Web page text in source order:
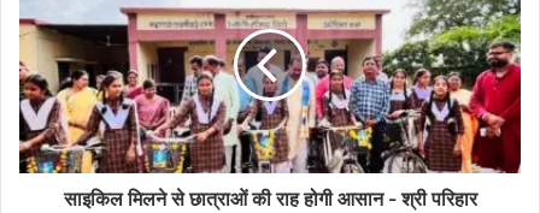
साइकिल मिलने से छात्राओं की राह होगी आसान - श्री परिहार